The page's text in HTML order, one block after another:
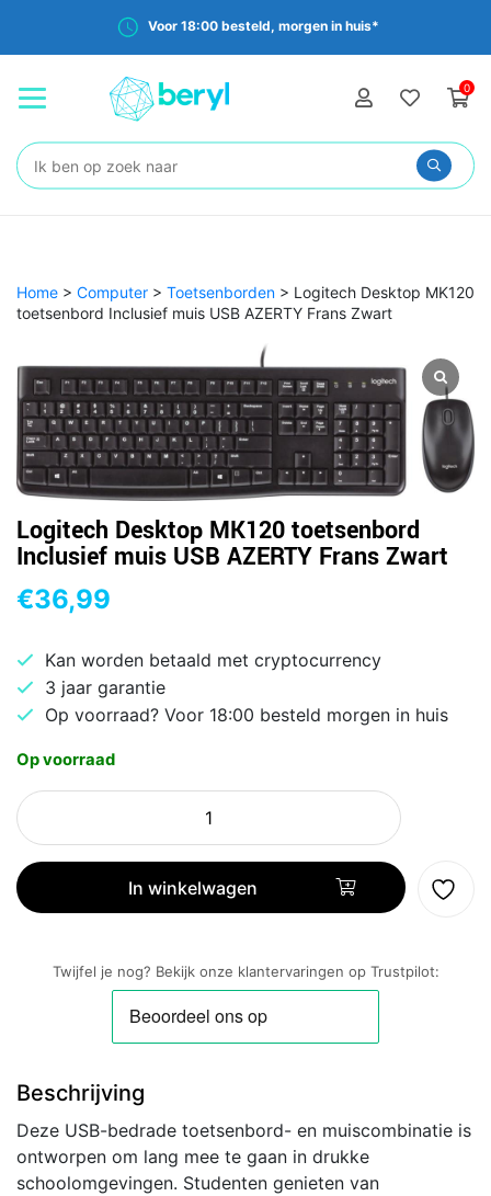
Voor 18:00 besteld, morgen in huis*
0
Zoeken:
Home > Computer > Toetsenborden > Logitech Desktop MK120
toetsenbord Inclusief muis USB AZERTY Frans Zwart
Logitech Desktop MK120 toetsenbord
Inclusief muis USB AZERTY Frans Zwart
€36,99
Kan worden betaald met cryptocurrency
3 jaar garantie
Op voorraad? Voor 18:00 besteld morgen in huis
Op voorraad
Logitech
Desktop
toetsenbord
Inclusief
AZERTY
In winkelwagen
Twijfel je nog? Bekijk onze klantervaringen op Trustpilot:
Beschrijving
Deze USB-bedrade toetsenbord- en muiscombinatie is
ontworpen om lang mee te gaan in drukke
schoolomgevingen. Studenten genieten van